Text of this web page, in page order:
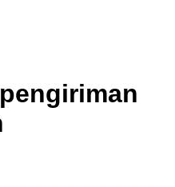
pengiriman